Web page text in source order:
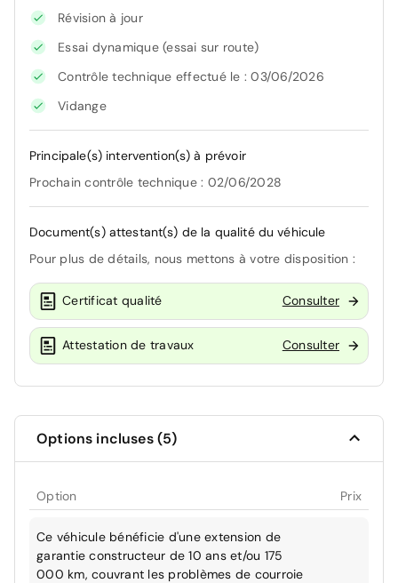
Révision à jour
Essai dynamique (essai sur route)
Contrôle technique effectué le : 03/06/2026
Vidange
Principale(s) intervention(s) à prévoir
Prochain contrôle technique : 02/06/2028
Document(s) attestant(s) de la qualité du véhicule
Pour plus de détails, nous mettons à votre disposition :
Certificat qualité Consulter
Attestation de travaux Consulter
Options incluses (5)
Option Prix
Ce véhicule bénéficie d'une extension de
garantie constructeur de 10 ans et/ou 175
000 km, couvrant les problèmes de courroie